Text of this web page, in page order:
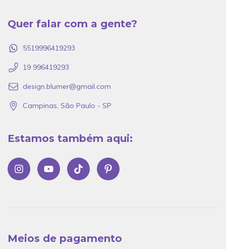
Quer falar com a gente?
5519996419293
19 996419293
design.blumer@gmail.com
Campinas, São Paulo - SP
Estamos também aqui:
Meios de pagamento